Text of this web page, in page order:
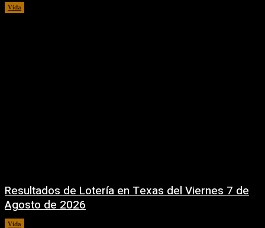
Vida
Resultados de Lotería en Texas del Viernes 7 de
Agosto de 2026
Vida